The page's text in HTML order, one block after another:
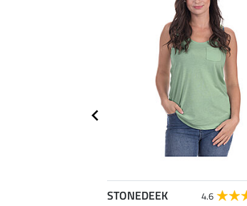
STONEDEEK 4.6